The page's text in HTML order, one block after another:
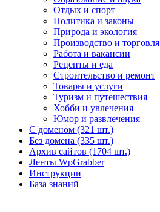
Отдых и спорт
Политика и законы
Природа и экология
Производство и торговля
Работа и вакансии
Рецепты и еда
Строительство и ремонт
Товары и услуги
Туризм и путешествия
Хобби и увлечения
Юмор и развлечения
С доменом (321 шт.)
Без домена (335 шт.)
Архив сайтов (1704 шт.)
Ленты WpGrabber
Инструкции
База знаний